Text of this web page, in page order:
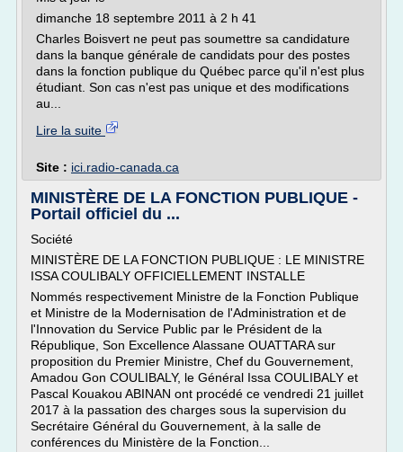
dimanche 18 septembre 2011 à 2 h 41
Charles Boisvert ne peut pas soumettre sa candidature
dans la banque générale de candidats pour des postes
dans la fonction publique du Québec parce qu'il n'est plus
étudiant. Son cas n'est pas unique et des modifications
au...
Lire la suite
Site : ici.radio-canada.ca
MINISTÈRE DE LA FONCTION PUBLIQUE -
Portail officiel du ...
Société
MINISTÈRE DE LA FONCTION PUBLIQUE : LE MINISTRE
ISSA COULIBALY OFFICIELLEMENT INSTALLE
Nommés respectivement Ministre de la Fonction Publique
et Ministre de la Modernisation de l'Administration et de
l'Innovation du Service Public par le Président de la
République, Son Excellence Alassane OUATTARA sur
proposition du Premier Ministre, Chef du Gouvernement,
Amadou Gon COULIBALY, le Général Issa COULIBALY et
Pascal Kouakou ABINAN ont procédé ce vendredi 21 juillet
2017 à la passation des charges sous la supervision du
Secrétaire Général du Gouvernement, à la salle de
conférences du Ministère de la Fonction...